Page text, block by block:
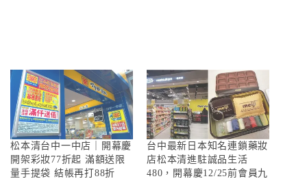
松本清台中一中店｜開幕慶
開架彩妝77折起 滿額送限
量手提袋 結帳再打88折
台中最新日本知名連鎖藥妝
店松本清進駐誠品生活
480，開幕慶12/25前會員九